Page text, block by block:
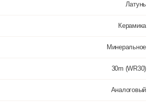
Латунь
Керамика
Минеральное
30m (WR30)
Аналоговый